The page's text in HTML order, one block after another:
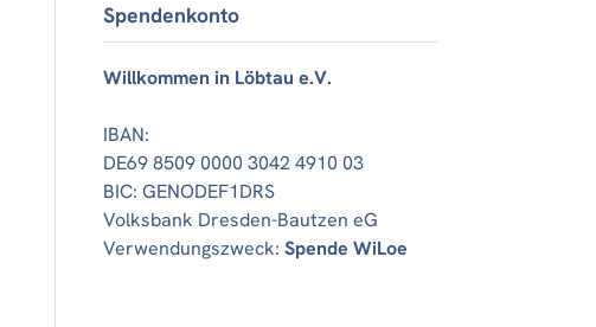
Spendenkonto
Willkommen in Löbtau e.V.
IBAN:
DE69 8509 0000 3042 4910 03
BIC: GENODEF1DRS
Volksbank Dresden-Bautzen eG
Verwendungszweck:Spende WiLoe